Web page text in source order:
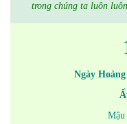
trong chúng ta luôn
Ngày
Mậu